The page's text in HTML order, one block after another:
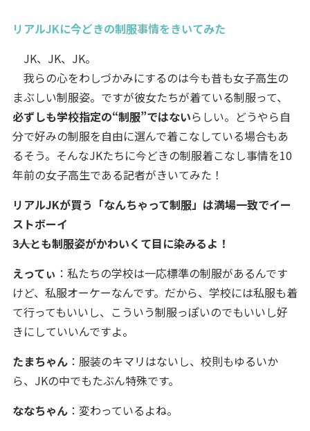
リアルJKに今どきの制服事情をきいてみた
JK、JK、JK。
我らの心をわしづかみにするのは今も昔も女子高生の
まぶしい制服姿。ですが彼女たちが着ている制服って、
必ずしも学校指定の“制服”ではないらしい。どうやら自
分で好みの制服を自由に選んで着こなしている場合もあ
るそう。そんなJKたちに今どきの制服着こなし事情を10
年前の女子高生である記者がきいてみた！
リアルJKが買う「なんちゃって制服」は満場一致でイー
ストボーイ
――3人とも制服姿がかわいくて目に染みるよ！
えってぃ ：私たちの学校は一応標準の制服があるんです
けど、私服オーケーなんです。だから、学校には私服も着
て行ってもいいし、こういう制服っぽいのでもいいし好
きにしていいんですよ。
たまちゃん：服装のキマリはないし、校則もゆるいか
ら、JKの中でもたぶん特殊です。
ななちゃん：変わっているよね。